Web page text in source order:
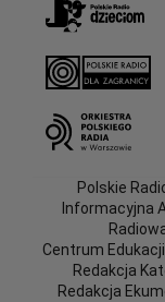
Polskie
Informacyjna
Centrum
Redakcja
Redakcja